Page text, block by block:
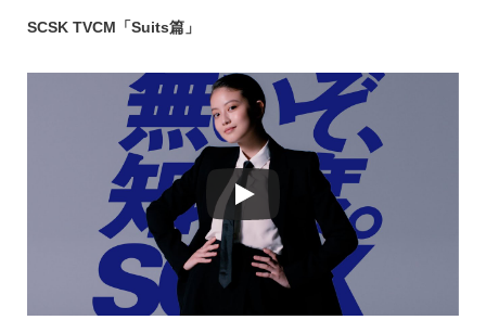
SCSK TVCM「Suits篇」